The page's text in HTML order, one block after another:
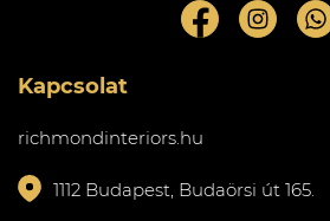
Kapcsolat
richmondinteriors.hu
1112 Budapest, Budaörsi út 165.